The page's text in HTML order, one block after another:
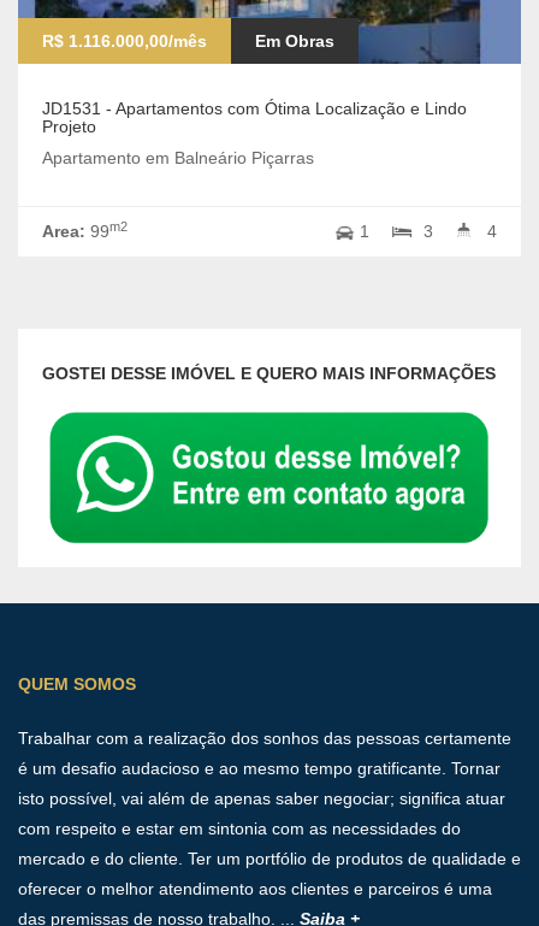
R$ 1.116.000,00/mês Em Obras
JD1531 - Apartamentos com Ótima Localização e Lindo
Projeto
Apartamento em Balneário Piçarras
Area: 99m2 1 3 4
GOSTEI DESSE IMÓVEL E QUERO MAIS INFORMAÇÕES
QUEM SOMOS
Trabalhar com a realização dos sonhos das pessoas certamente
é um desafio audacioso e ao mesmo tempo gratificante. Tornar
isto possível, vai além de apenas saber negociar; significa atuar
com respeito e estar em sintonia com as necessidades do
mercado e do cliente. Ter um portfólio de produtos de qualidade e
oferecer o melhor atendimento aos clientes e parceiros é uma
das premissas de nosso trabalho. ... Saiba +